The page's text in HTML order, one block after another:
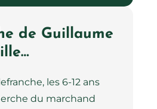
de Guillaume
les 6-12 ans
du marchand